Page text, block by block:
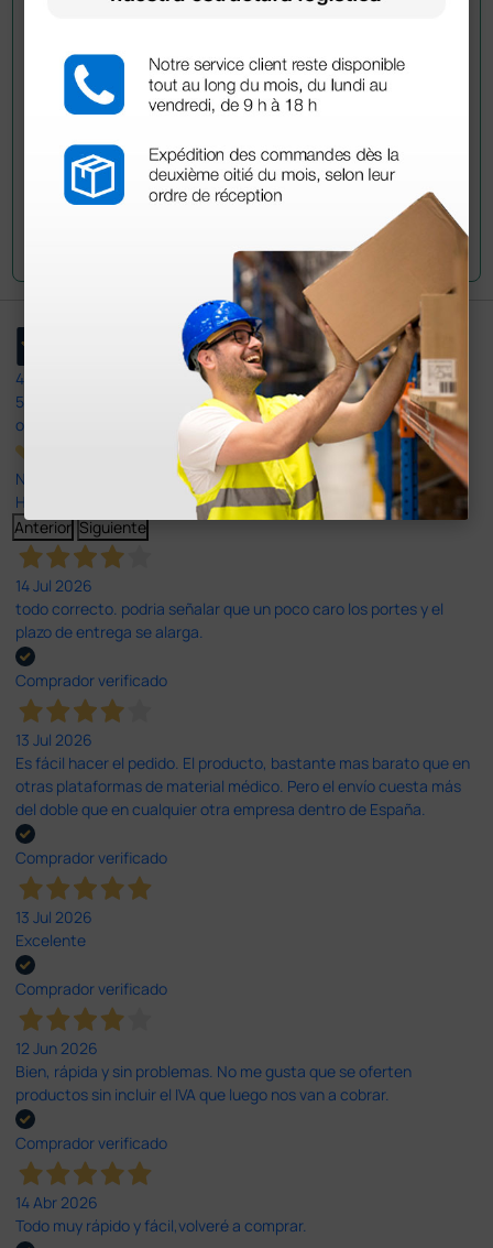
han adquirido este producto.
4,4
597
opiniones
Nuestras reseñas de 4 y 5 estrellas.
Haga clic aquí para leerlos todos >
Anterior Siguiente
14 Jul 2026
todo correcto. podria señalar que un poco caro los portes y el
plazo de entrega se alarga.
Comprador verificado
13 Jul 2026
Es fácil hacer el pedido. El producto, bastante mas barato que en
otras plataformas de material médico. Pero el envío cuesta más
del doble que en cualquier otra empresa dentro de España.
Comprador verificado
13 Jul 2026
Excelente
Comprador verificado
12 Jun 2026
Bien, rápida y sin problemas. No me gusta que se oferten
productos sin incluir el IVA que luego nos van a cobrar.
Comprador verificado
14 Abr 2026
Todo muy rápido y fácil,volveré a comprar.